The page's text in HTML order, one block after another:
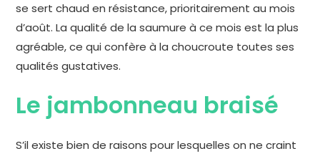
se sert chaud en résistance, prioritairement au mois
d’août. La qualité de la saumure à ce mois est la plus
agréable, ce qui confère à la choucroute toutes ses
qualités gustatives.
Le jambonneau braisé
S’il existe bien de raisons pour lesquelles on ne craint